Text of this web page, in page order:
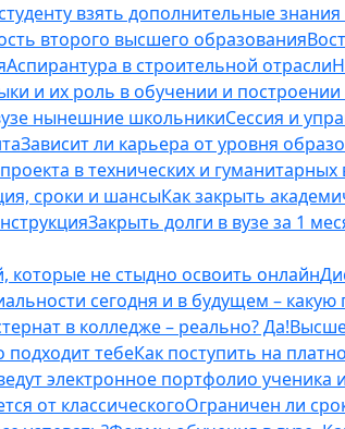
взять дополнительные
второго высшего образования
Аспирантура в строительной отрасли
и их роль в обучении и
нынешние школьникиСессия и
Зависит ли карьера от уровня
в технических и гуманитарных
сроки и шансыКак закрыть
Закрыть долги в вузе за 1
которые не стыдно освоить онлайн
сегодня и в будущем –
в колледже – реально? Да!
тебеКак поступить на
электронное портфолио
от классическогоОграничен ли